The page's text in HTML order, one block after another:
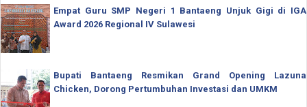
Empat Guru SMP Negeri 1 Bantaeng Unjuk Gigi di IGA
Award 2026 Regional IV Sulawesi
Bupati Bantaeng Resmikan Grand Opening Lazuna
Chicken, Dorong Pertumbuhan Investasi dan UMKM